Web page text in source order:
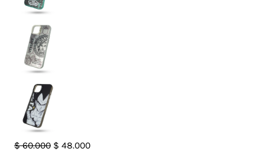
$60.000 El
$ 48.000El
Case